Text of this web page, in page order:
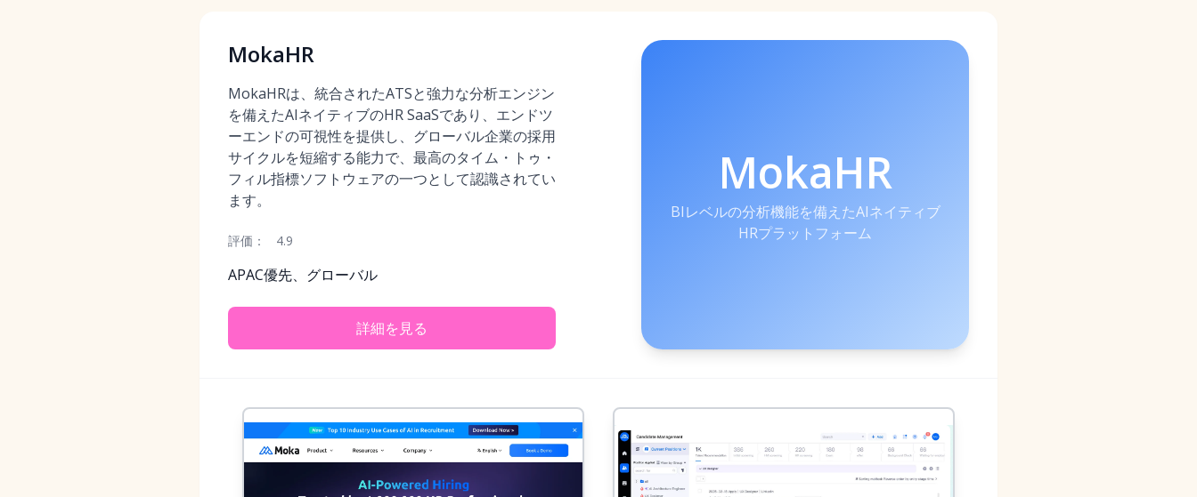
MokaHR
MokaHRは、統合されたATSと強力な分析エンジン
を備えたAIネイティブのHR SaaSであり、エンドツ
ーエンドの可視性を提供し、グローバル企業の採用
サイクルを短縮する能力で、最高のタイム・トゥ・
フィル指標ソフトウェアの一つとして認識されてい
ます。
評価： 4.9
APAC優先、グローバル
詳細を見る
MokaHR
BIレベルの分析機能を備えたAIネイティブ
HRプラットフォーム